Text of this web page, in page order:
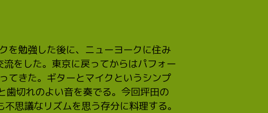
を勉強した後に、ニューヨークに住み
をした。東京に戻ってからはパフォー
てきた。ギターとマイクというシンプ
切れのよい音を奏でる。今回坪田の
思議なリズムを思う存分に料理する。